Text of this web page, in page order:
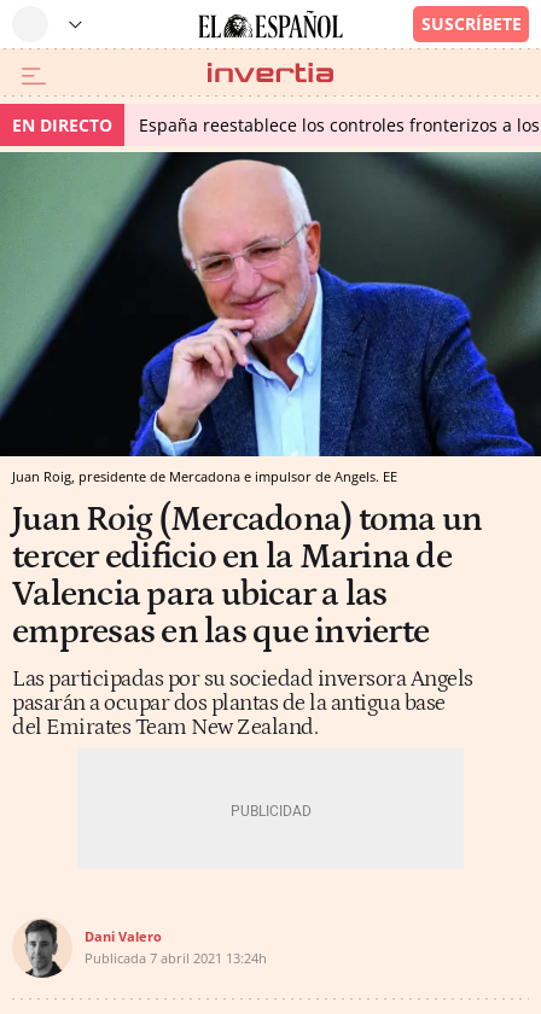
EN DIRECTO España reestablece los controles fronterizos a
Juan Roig, presidente de Mercadona e impulsor de Angels. EE
Juan Roig (Mercadona) toma un
tercer edificio en la Marina de
Valencia para ubicar a las
empresas en las que invierte
Las participadas por su sociedad inversora Angels
pasarán a ocupar dos plantas de la antigua base
del Emirates Team New Zealand.
Dani Valero
Publicada 7 abril 2021 13:24h